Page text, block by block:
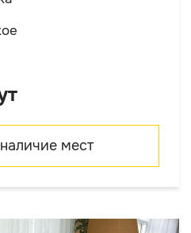
мест